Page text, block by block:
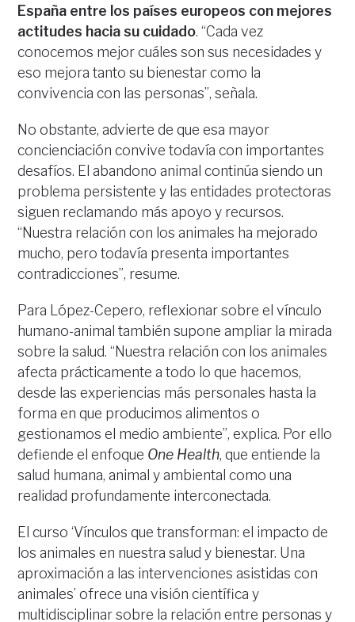
España entre los países europeos con mejores
actitudes hacia su cuidado. “Cada vez
conocemos mejor cuáles son sus necesidades y
eso mejora tanto su bienestar como la
convivencia con las personas”, señala.
No obstante, advierte de que esa mayor
concienciación convive todavía con importantes
desafíos. El abandono animal continúa siendo un
problema persistente y las entidades protectoras
siguen reclamando más apoyo y recursos.
“Nuestra relación con los animales ha mejorado
mucho, pero todavía presenta importantes
contradicciones”, resume.
Para López-Cepero, reflexionar sobre el vínculo
humano-animal también supone ampliar la mirada
sobre la salud. “Nuestra relación con los animales
afecta prácticamente a todo lo que hacemos,
desde las experiencias más personales hasta la
forma en que producimos alimentos o
gestionamos el medio ambiente”, explica. Por ello
defiende el enfoque One Health, que entiende la
salud humana, animal y ambiental como una
realidad profundamente interconectada.
El curso ‘Vínculos que transforman: el impacto de
los animales en nuestra salud y bienestar. Una
aproximación a las intervenciones asistidas con
animales’ ofrece una visión científica y
multidisciplinar sobre la relación entre personas y